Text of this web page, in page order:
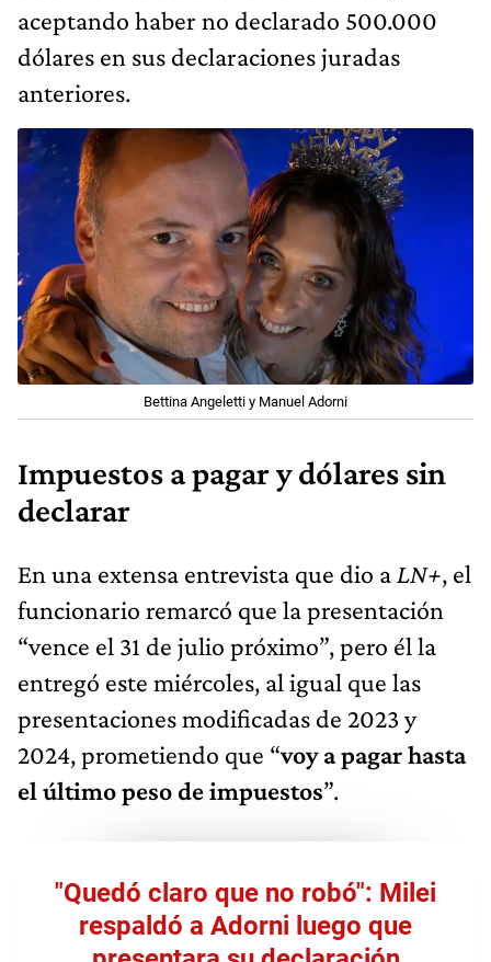
aceptando haber no declarado 500.000
dólares en sus declaraciones juradas
anteriores.
Bettina Angeletti y Manuel Adorni
Impuestos a pagar y dólares sin
declarar
En una extensa entrevista que dio a LN+, el
funcionario remarcó que la presentación
“vence el 31 de julio próximo”, pero él la
entregó este miércoles, al igual que las
presentaciones modificadas de 2023 y
2024, prometiendo que “voy a pagar hasta
el último peso de impuestos”.
"Quedó claro que no robó": Milei
respaldó a Adorni luego que